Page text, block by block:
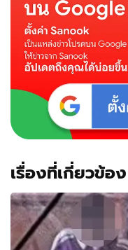
เรื่องที่เกี่ยวข้อง